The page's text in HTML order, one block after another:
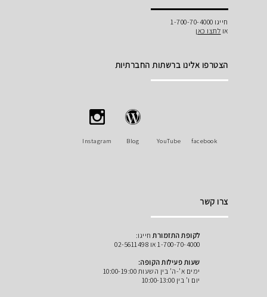
לחצו כאן
הצטרפו אלינו ברשתות החברתיות
YouTube
Blog
Instagram
לקופת התזמורתחייגו:
1-700-70-4000 או 02-5611498
שעות פעילות הקופה:
ימים א'-ה' בין השעות 10:00-19:00